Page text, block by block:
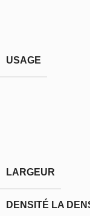
USAGE
LARGEUR
DENSITÉ LA